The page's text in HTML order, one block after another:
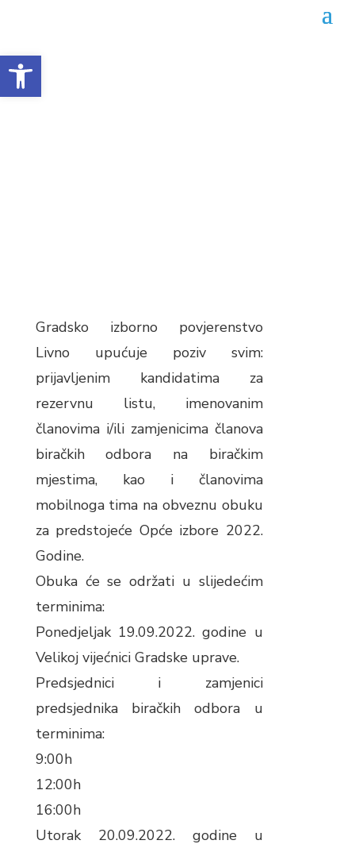
Open toolbar
Gradsko izborno povjerenstvo
Livno upućuje poziv svim:
prijavljenim kandidatima za
rezervnu listu, imenovanim
članovima i/ili zamjenicima članova
biračkih odbora na biračkim
mjestima, kao i članovima
mobilnoga tima na obveznu obuku
za predstojeće Opće izbore 2022.
Godine.
Obuka će se održati u slijedećim
terminima:
Ponedjeljak 19.09.2022. godine u
Velikoj vijećnici Gradske uprave.
Predsjednici i zamjenici
predsjednika biračkih odbora u
terminima:
9:00h
12:00h
16:00h
Utorak 20.09.2022. godine u